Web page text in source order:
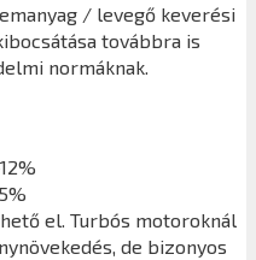
/ levegő keverési
továbbra is
normáknak.
el. Turbós motoroknál
de bizonyos